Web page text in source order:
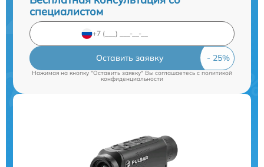
специалистом
Оставить заявку
Нажимая на кнопку "Оставить заявку" Вы соглашаетесь cполитикой
конфиденциальности